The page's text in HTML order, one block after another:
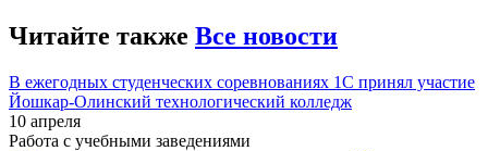
Читайте также Все новости
В ежегодных студенческих соревнованиях 1С принял участие
Йошкар-Олинский технологический колледж
10 апреля
Работа с учебными заведениями